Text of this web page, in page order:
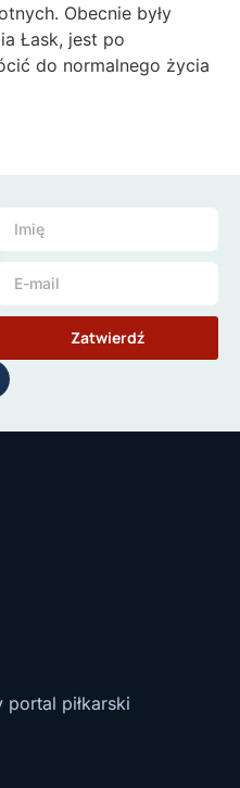
Obecnie były
Łask, jest po
do normalnego życia
Zatwierdź
piłkarski